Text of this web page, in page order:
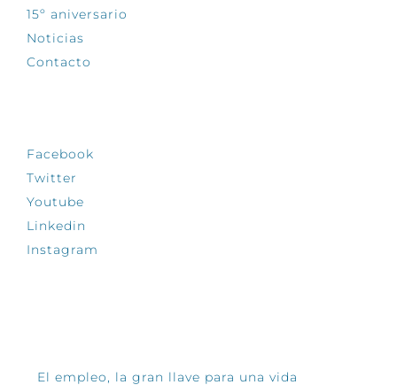
15º aniversario
Noticias
Contacto
Facebook
Twitter
Youtube
Linkedin
Instagram
El empleo, la gran llave para una vida